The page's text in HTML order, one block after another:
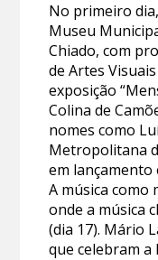
No primeiro
Museu
Chiado, com
de Artes
exposição
Colina de
nomes como
Metropolitana
em lançamento
A música como
onde a música
(dia 17). Mário
que celebram